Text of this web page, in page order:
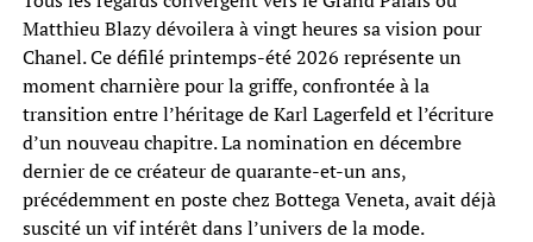
Matthieu Blazy dévoilera à vingt heures sa vision pour
Chanel. Ce défilé printemps-été 2026 représente un
moment charnière pour la griffe, confrontée à la
transition entre l’héritage de Karl Lagerfeld et l’écriture
d’un nouveau chapitre. La nomination en décembre
dernier de ce créateur de quarante-et-un ans,
précédemment en poste chez Bottega Veneta, avait déjà
suscité un vif intérêt dans l’univers de la mode.